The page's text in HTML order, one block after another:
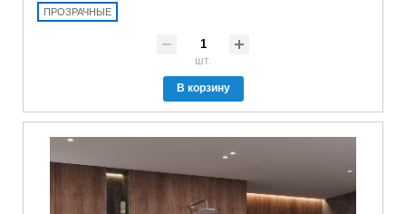
ПРОЗРАЧНЫЕ
шт.
В корзину